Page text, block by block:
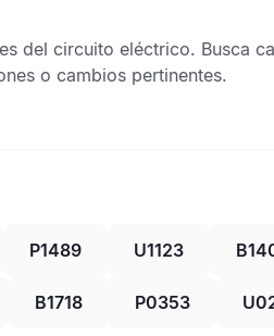
del circuito eléctrico. Busca
o cambios pertinentes.
P1489 U1123
B1718 P0353